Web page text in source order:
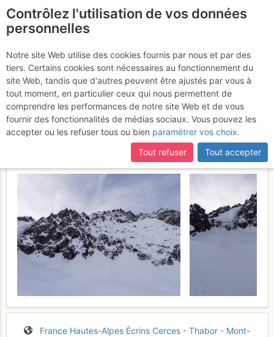
certaines pages ne sont plus accessibles, manquantes ou
incomplètes, déconnectez-vous puis reconnectez-vous à votre
compte sur le site.
Agneau Blanc (Calotte
des Agneaux) : Couloir
Piaget >> Glacier
supérieur d'Arsine
Vendredi 31
mars 2017
France Hautes-Alpes Écrins Cerces - Thabor - Mont-
Contrôlez l'utilisation de vos données
personnelles
Notre site Web utilise des cookies fournis par nous et par des
tiers. Certains cookies sont nécessaires au fonctionnement du
site Web, tandis que d'autres peuvent être ajustés par vous à
tout moment, en particulier ceux qui nous permettent de
comprendre les performances de notre site Web et de vous
fournir des fonctionnalités de médias sociaux. Vous pouvez les
accepter ou les refuser tous ou bien paramétrer vos choix.
Tout refuser
Tout accepter